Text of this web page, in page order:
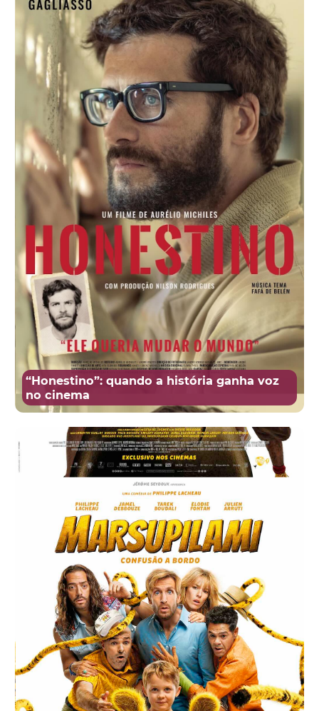
“Honestino”: quando a história ganha voz
no cinema